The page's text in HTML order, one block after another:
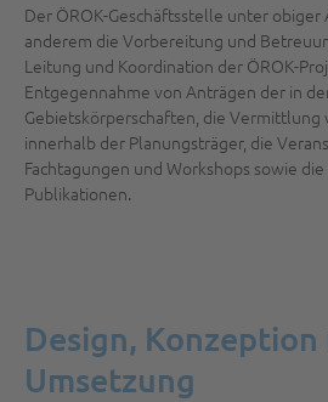
Der ÖROK-Geschäftsstelle unter
anderem die Vorbereitung und
Leitung und Koordination der ÖROK-
Entgegennahme von Anträgen der in
Gebietskörperschaften, die Vermittlung
innerhalb der Planungsträger, die
Fachtagungen und Workshops sowie
Publikationen.
Design, Konzeption
Umsetzung